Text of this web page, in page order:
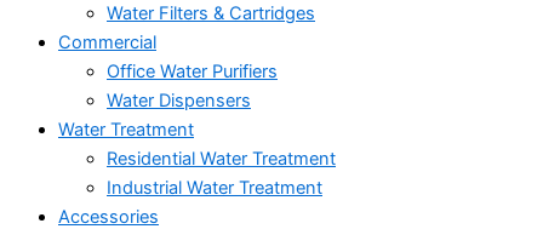
Water Filters & Cartridges
Commercial
Office Water Purifiers
Water Dispensers
Water Treatment
Residential Water Treatment
Industrial Water Treatment
Accessories